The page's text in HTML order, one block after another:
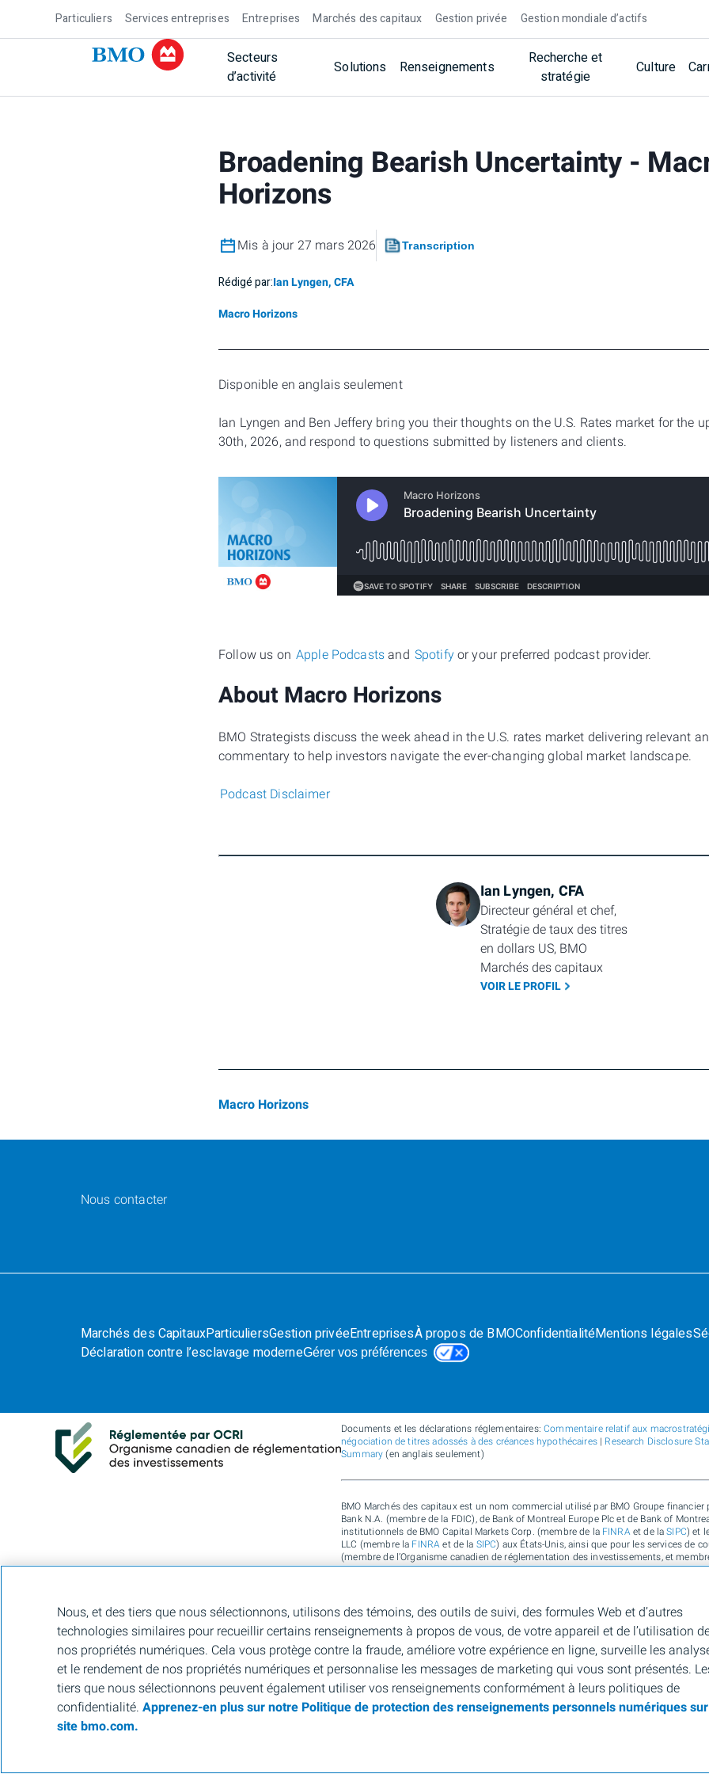
Particuliers Services entreprises Entreprises Marchés des capitaux Gestion privée Gestion mondiale d’actifs
Secteurs
d’activité
Solutions Renseignements
Recherche et
stratégie
Culture
Broadening Bearish Uncertainty -
Horizons
Mis à jour 27 mars 2026 Transcription
Rédigé par:Ian Lyngen, CFA
Macro Horizons
Disponible en anglais seulement
Ian Lyngen and Ben Jeffery bring you their thoughts on the U.S. Rates market for the
30th, 2026, and respond to questions submitted by listeners and clients.
Follow us on Apple Podcastsand Spotifyor your preferred podcast provider.
About Macro Horizons
BMO Strategists discuss the week ahead in the U.S. rates market delivering relevant
commentary to help investors navigate the ever-changing global market landscape.
Podcast Disclaimer
Ian Lyngen, CFA
Directeur général et chef,
Stratégie de taux des titres
en dollars US, BMO
Marchés des capitaux
VOIR LE PROFIL
Macro Horizons
Nous contacter
Marchés des CapitauxParticuliersGestion privéeEntreprisesÀ propos de BMOConfidentialitéMentions légales
Déclaration contre l’esclavage moderneGérer vos préférences
Documents et les déclarations réglementaires:Commentaire relatif aux
négociation de titres adossés à des créances hypothécaires| Research Disclosure
Summary(en anglais seulement)
BMO Marchés des capitaux est un nom commercial utilisé par BMO Groupe
Bank N.A. (membre de la FDIC), de Bank of Montreal Europe Plc et de Bank of
institutionnels de BMO Capital Markets Corp. (membre de la FINRAet de laSIPC) et
LLC (membre la FINRAet de la SIPC) aux États-Unis, ainsi que pour les services de
(membre de l’Organisme canadien de réglementation des investissements, et
Asie, de Bank of Montreal Europe Plc (autorisée et réglementée par la Central Bank
799 221 AFSL 430135) en Australie. « Nesbitt Burns » est une marque de commerce
Marchés des capitaux » est une marque de commerce de la Banque de Montréal,
une marque de commerce déposée de la Banque de Montréal, utilisée sous licence.
personne morale autorisée à faire des affaires sur votre territoire.
MD Marque de commerce déposée de la Banque de Montréal aux États-Unis, au
MCMarque de commerce de la Banque de Montréal aux États-Unis et au Canada.
Nous, et des tiers que nous sélectionnons, utilisons des témoins, des outils de suivi, des formules Web et d’autres
technologies similaires pour recueillir certains renseignements à propos de vous, de votre appareil et de l’utilisation
nos propriétés numériques. Cela vous protège contre la fraude, améliore votre expérience en ligne, surveille les
et le rendement de nos propriétés numériques et personnalise les messages de marketing qui vous sont présentés.
tiers que nous sélectionnons peuvent également utiliser vos renseignements conformément à leurs politiques de
confidentialité. Apprenez-en plus sur notre Politique de protection des renseignements personnels numériques
site bmo.com.